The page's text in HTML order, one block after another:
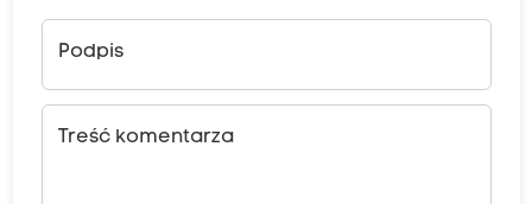
Podpis
Treść komentarza